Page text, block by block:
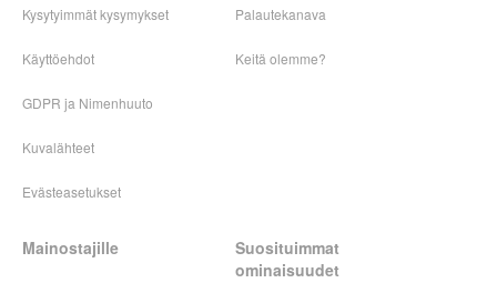
Kysytyimmät kysymykset
Käyttöehdot
GDPR ja Nimenhuuto
Kuvalähteet
Evästeasetukset
Palautekanava
Keitä olemme?
Mainostajille
Suosituimmat
ominaisuudet